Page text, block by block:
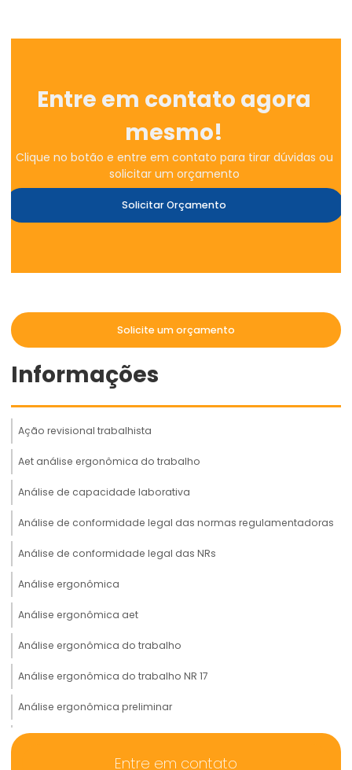
Entre em contato agora
mesmo!
Clique no botão e entre em contato para tirar dúvidas ou
solicitar um orçamento
Solicitar Orçamento
Solicite um orçamento
Informações
Ação revisional trabalhista
Aet análise ergonômica do trabalho
Análise de capacidade laborativa
Análise de conformidade legal das normas regulamentadoras
Análise de conformidade legal das NRs
Análise ergonômica
Análise ergonômica aet
Análise ergonômica do trabalho
Análise ergonômica do trabalho NR 17
Análise ergonômica preliminar
Analise preliminar de risco ergonômico
Entre em contato